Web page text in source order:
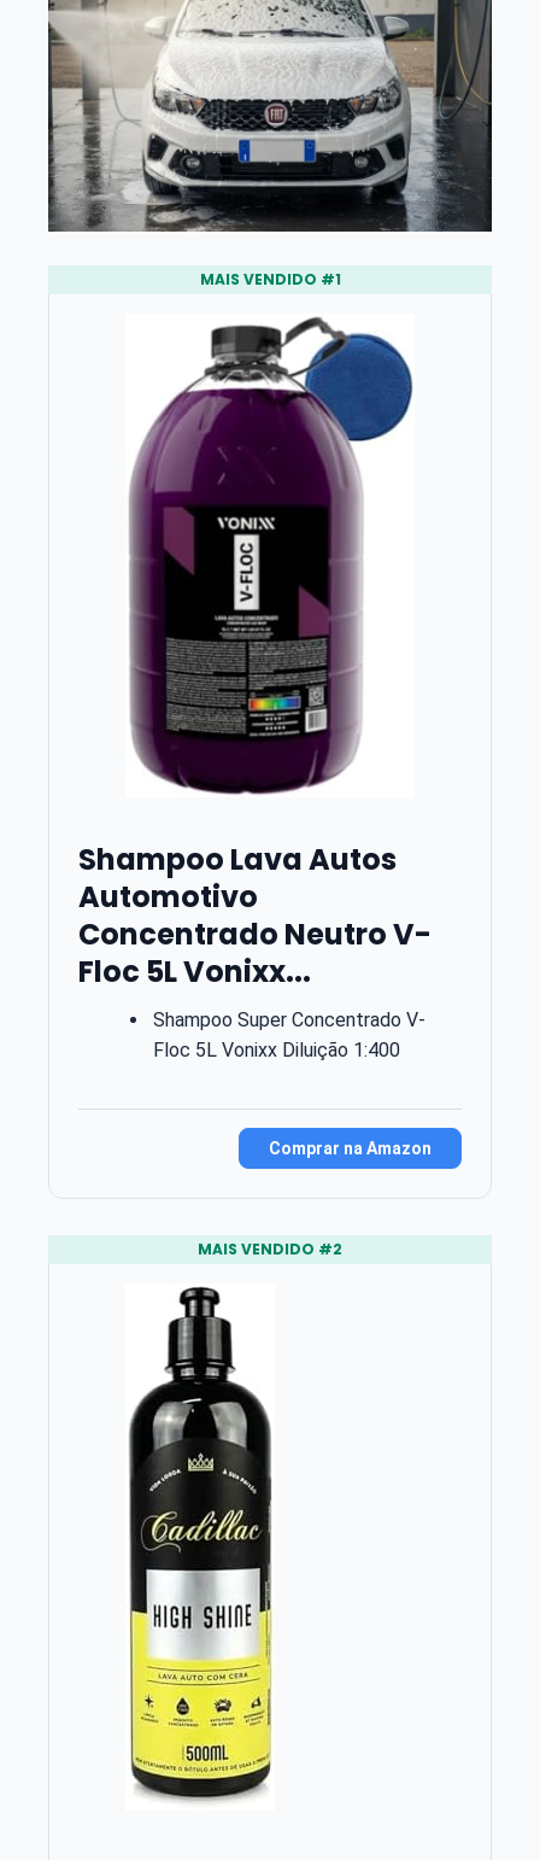
MAIS VENDIDO #1
Shampoo Lava Autos
Automotivo
Concentrado Neutro V-
Floc 5L Vonixx...
Shampoo Super Concentrado V-
Floc 5L Vonixx Diluição 1:400
Comprar na Amazon
MAIS VENDIDO #2